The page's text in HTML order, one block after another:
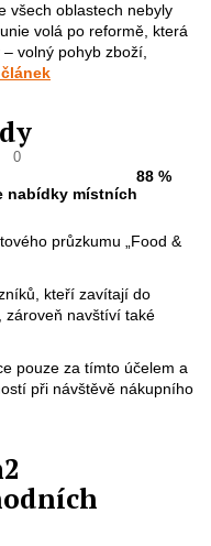
všech oblastech nebyly
volá po reformě, která
volný pohyb zboží,
0
88 %
nabídky místních
průzkumu „Food &
kteří zavítají do
zároveň navštíví také
pouze za tímto účelem a
při návštěvě nákupního